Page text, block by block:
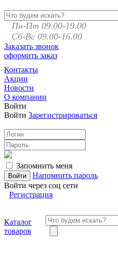
Пн-Пт 09.00-19.00
Сб-Вс 09.00-16.00
Заказать звонок
оформить заказ
Контакты
Акции
Новости
О компании
Войти
Войти Зарегистрироваться
Запомнить меня
Напомнить пароль
Войти через соц сети
Регистрация
Каталог
товаров